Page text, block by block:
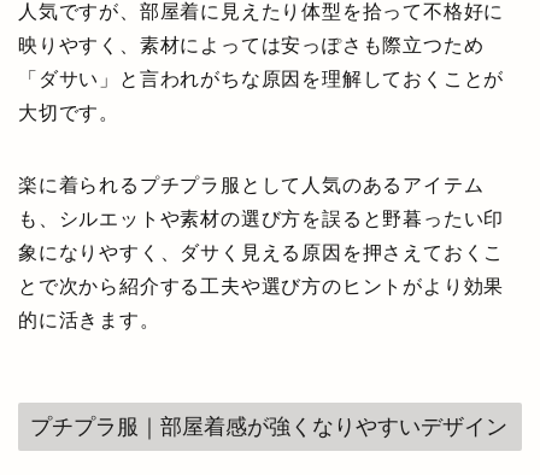
人気ですが、部屋着に見えたり体型を拾って不格好に
映りやすく、素材によっては安っぽさも際立つため
「ダサい」と言われがちな原因を理解しておくことが
大切です。
楽に着られるプチプラ服として人気のあるアイテム
も、シルエットや素材の選び方を誤ると野暮ったい印
象になりやすく、ダサく見える原因を押さえておくこ
とで次から紹介する工夫や選び方のヒントがより効果
的に活きます。
プチプラ服｜部屋着感が強くなりやすいデザイン